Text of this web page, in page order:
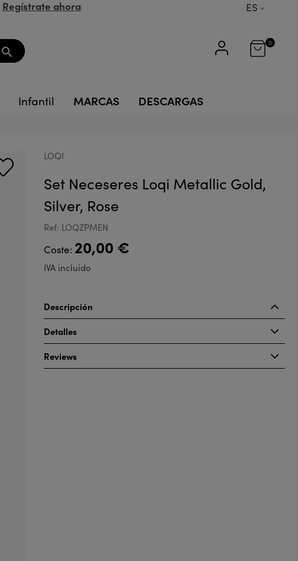
Regístrate ahora ES
search
0
Infantil MARCAS DESCARGAS
LOQI
Set Neceseres Loqi Metallic Gold,
Silver, Rose
Ref: LOQZPMEN
Coste: 20,00 €
IVA incluido
Descripción
Detalles
Reviews